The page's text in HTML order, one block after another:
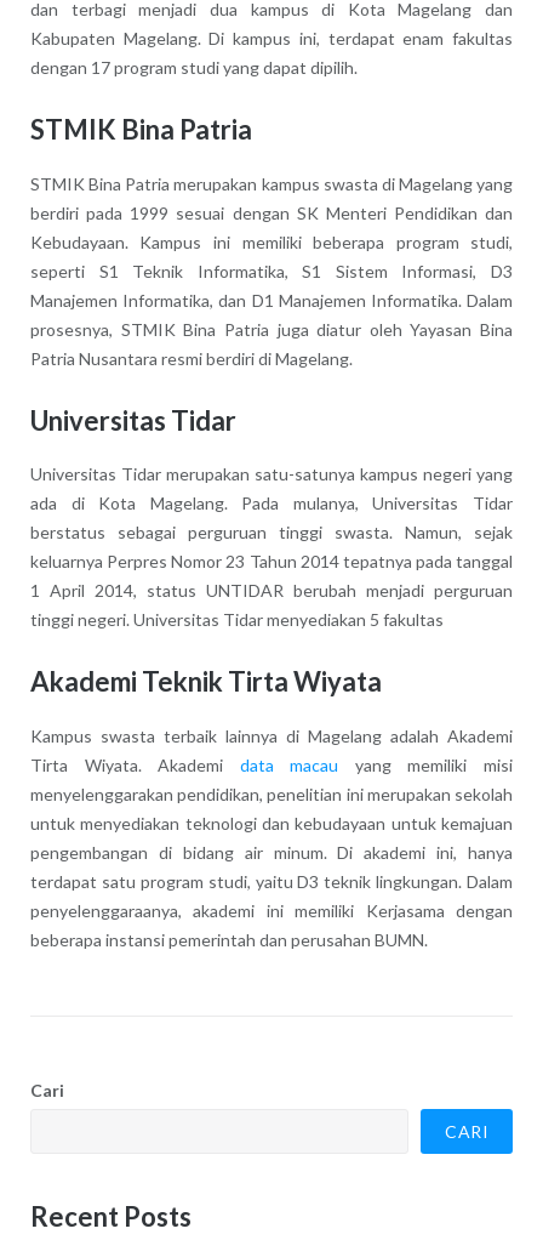
dan terbagi menjadi dua kampus di Kota Magelang dan
Kabupaten Magelang. Di kampus ini, terdapat enam fakultas
dengan 17 program studi yang dapat dipilih.
STMIK Bina Patria
STMIK Bina Patria merupakan kampus swasta di Magelang yang
berdiri pada 1999 sesuai dengan SK Menteri Pendidikan dan
Kebudayaan. Kampus ini memiliki beberapa program studi,
seperti S1 Teknik Informatika, S1 Sistem Informasi, D3
Manajemen Informatika, dan D1 Manajemen Informatika. Dalam
prosesnya, STMIK Bina Patria juga diatur oleh Yayasan Bina
Patria Nusantara resmi berdiri di Magelang.
Universitas Tidar
Universitas Tidar merupakan satu-satunya kampus negeri yang
ada di Kota Magelang. Pada mulanya, Universitas Tidar
berstatus sebagai perguruan tinggi swasta. Namun, sejak
keluarnya Perpres Nomor 23 Tahun 2014 tepatnya pada tanggal
1 April 2014, status UNTIDAR berubah menjadi perguruan
tinggi negeri. Universitas Tidar menyediakan 5 fakultas
Akademi Teknik Tirta Wiyata
Kampus swasta terbaik lainnya di Magelang adalah Akademi
Tirta Wiyata. Akademi data macau yang memiliki misi
menyelenggarakan pendidikan, penelitian ini merupakan sekolah
untuk menyediakan teknologi dan kebudayaan untuk kemajuan
pengembangan di bidang air minum. Di akademi ini, hanya
terdapat satu program studi, yaitu D3 teknik lingkungan. Dalam
penyelenggaraanya, akademi ini memiliki Kerjasama dengan
beberapa instansi pemerintah dan perusahan BUMN.
Cari
CARI
Recent Posts